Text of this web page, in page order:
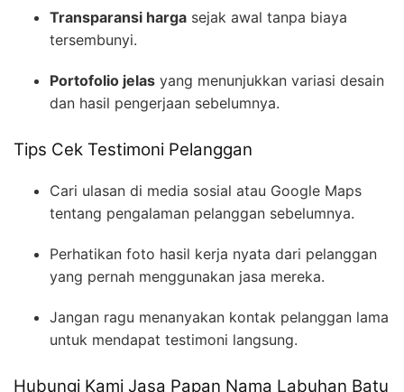
Transparansi harga sejak awal tanpa biaya
tersembunyi.
Portofolio jelas yang menunjukkan variasi desain
dan hasil pengerjaan sebelumnya.
Tips Cek Testimoni Pelanggan
Cari ulasan di media sosial atau Google Maps
tentang pengalaman pelanggan sebelumnya.
Perhatikan foto hasil kerja nyata dari pelanggan
yang pernah menggunakan jasa mereka.
Jangan ragu menanyakan kontak pelanggan lama
untuk mendapat testimoni langsung.
Hubungi Kami Jasa Papan Nama Labuhan Batu